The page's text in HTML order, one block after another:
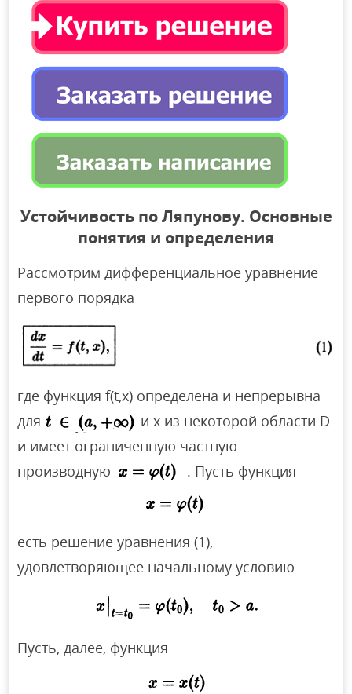
Устойчивость по Ляпунову. Основные
понятия и определения
Рассмотрим дифференциальное уравнение
первого порядка
где функция f(t,x) определена и непрерывна
для
и х из некоторой области D
и имеет ограниченную частную
производную
. Пусть функция
есть решение уравнения (1),
удовлетворяющее начальному условию
Пусть, далее, функция